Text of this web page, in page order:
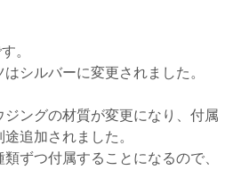
。
シルバーに変更されました。
ングの材質が変更になり、付属
追加されました。
ずつ付属することになるので、